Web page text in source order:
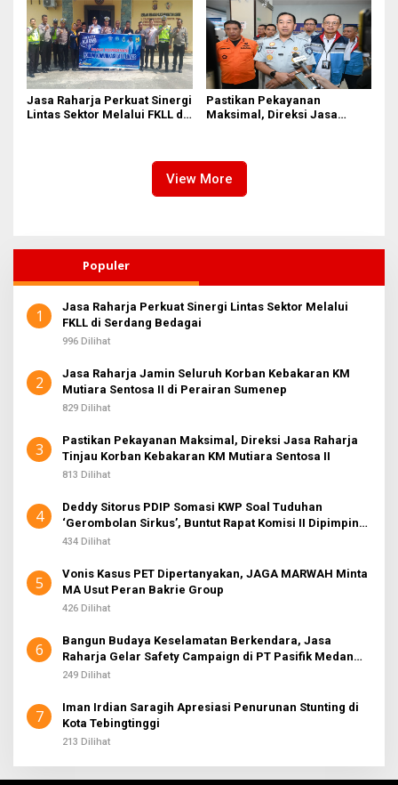
Ahmad
Jasa Raharja Perkuat Sinergi
Lintas Sektor Melalui FKLL di
Pastikan Pekayanan
Maksimal, Direksi Jasa
View More
Populer
1
Jasa Raharja Perkuat Sinergi Lintas Sektor Melalui
FKLL di Serdang Bedagai
996 Dilihat
2
Jasa Raharja Jamin Seluruh Korban Kebakaran KM
Mutiara Sentosa II di Perairan Sumenep
829 Dilihat
3
Pastikan Pekayanan Maksimal, Direksi Jasa Raharja
Tinjau Korban Kebakaran KM Mutiara Sentosa II
813 Dilihat
4
Deddy Sitorus PDIP Somasi KWP Soal Tuduhan
‘Gerombolan Sirkus’, Buntut Rapat Komisi II Dipimpin
Sufmi Dasco Ahmad
434 Dilihat
5
Vonis Kasus PET Dipertanyakan, JAGA MARWAH Minta
MA Usut Peran Bakrie Group
426 Dilihat
6
Bangun Budaya Keselamatan Berkendara, Jasa
Raharja Gelar Safety Campaign di PT Pasifik Medan
Industri
249 Dilihat
7
Iman Irdian Saragih Apresiasi Penurunan Stunting di
Kota Tebingtinggi
213 Dilihat